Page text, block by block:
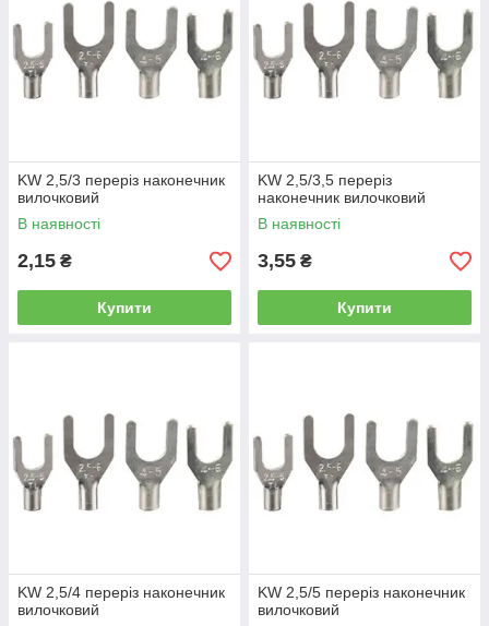
KW 2,5/3 переріз наконечник
вилочковий
В наявності
2,15 ₴
Купити
KW 2,5/3,5 переріз
наконечник вилочковий
В наявності
3,55 ₴
Купити
KW 2,5/4 переріз наконечник
вилочковий
KW 2,5/5 переріз наконечник
вилочковий